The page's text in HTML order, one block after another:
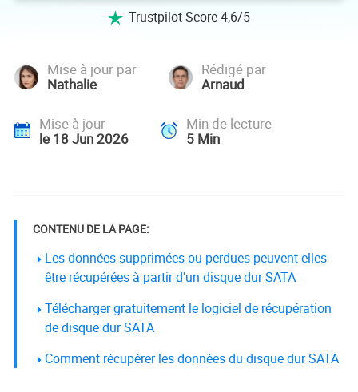
 Trustpilot Score 4,6/5
Mise à jour par
Nathalie
Rédigé par
Arnaud
Mise à jour
le 18 Jun 2026
Min de lecture
5Min
CONTENU DE LA PAGE:
Les données supprimées ou perdues peuvent-elles
être récupérées à partir d'un disque dur SATA
Télécharger gratuitement le logiciel de récupération
de disque dur SATA
Comment récupérer les données du disque dur SATA